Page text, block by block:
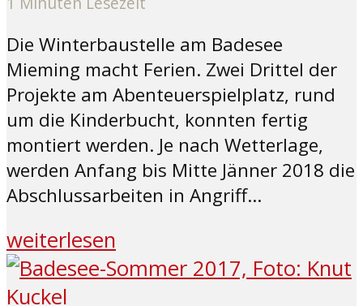
Die Winterbaustelle am Badesee
Mieming macht Ferien. Zwei Drittel der
Projekte am Abenteuerspielplatz, rund
um die Kinderbucht, konnten fertig
montiert werden. Je nach Wetterlage,
werden Anfang bis Mitte Jänner 2018 die
Abschlussarbeiten in Angriff...
weiterlesen